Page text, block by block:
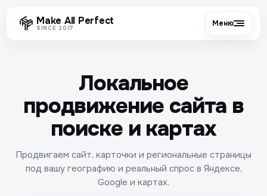
Make All Perfect
SINCE 2017 Меню
Локальное
продвижение сайта в
поиске и картах
Продвигаем сайт, карточки и региональные страницы
под вашу географию и реальный спрос в Яндексе,
Google и картах.